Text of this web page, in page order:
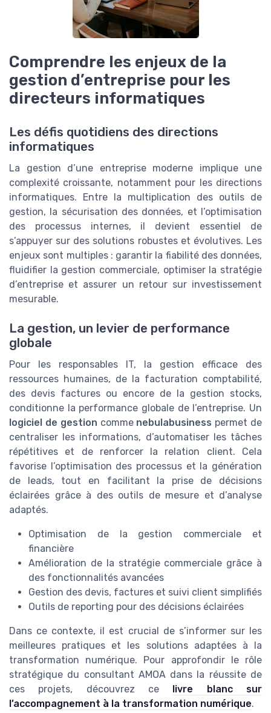
Comprendre les enjeux de la
gestion d’entreprise pour les
directeurs informatiques
Les défis quotidiens des directions
informatiques
La gestion d’une entreprise moderne implique une
complexité croissante, notamment pour les directions
informatiques. Entre la multiplication des outils de
gestion, la sécurisation des données, et l’optimisation
des processus internes, il devient essentiel de
s’appuyer sur des solutions robustes et évolutives. Les
enjeux sont multiples : garantir la fiabilité des données,
fluidifier la gestion commerciale, optimiser la stratégie
d’entreprise et assurer un retour sur investissement
mesurable.
La gestion, un levier de performance
globale
Pour les responsables IT, la gestion efficace des
ressources humaines, de la facturation comptabilité,
des devis factures ou encore de la gestion stocks,
conditionne la performance globale de l’entreprise. Un
logiciel de gestion comme nebulabusiness permet de
centraliser les informations, d’automatiser les tâches
répétitives et de renforcer la relation client. Cela
favorise l’optimisation des processus et la génération
de leads, tout en facilitant la prise de décisions
éclairées grâce à des outils de mesure et d’analyse
adaptés.
Optimisation de la gestion commerciale et
financière
Amélioration de la stratégie commerciale grâce à
des fonctionnalités avancées
Gestion des devis, factures et suivi client simplifiés
Outils de reporting pour des décisions éclairées
Dans ce contexte, il est crucial de s’informer sur les
meilleures pratiques et les solutions adaptées à la
transformation numérique. Pour approfondir le rôle
stratégique du consultant AMOA dans la réussite de
ces projets, découvrez ce
livre blanc sur
l’accompagnement à la transformation numérique.